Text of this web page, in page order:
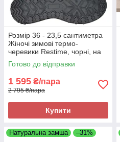
Розмір 36 - 23,5 сантиметра
Жіночі зимові термо-
черевики Restime, чорні, на
підошві з піни, легкі та зручні
Готово до відправки
1 595 ₴/пара
2 795 ₴/пара
Купити
Натуральна замша –31%